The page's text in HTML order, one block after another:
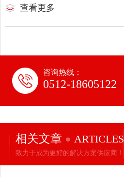
查看更多
咨询热线：
0512-18605122
相关文章 ARTICLES
致力于成为更好的解决方案供应商！